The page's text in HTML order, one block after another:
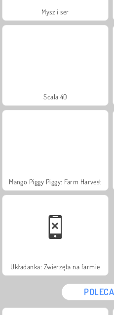
Mysz i ser
Scala 40
Mango Piggy Piggy: Farm Harvest
Układanka: Zwierzęta na farmie